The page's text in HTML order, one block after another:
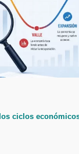
ciclos